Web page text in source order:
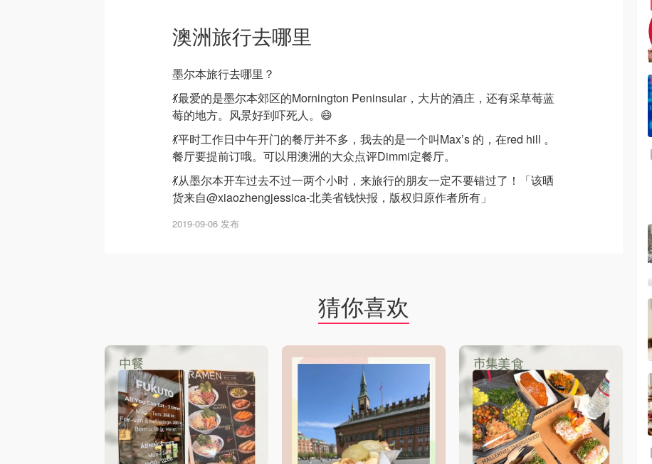
澳洲旅行去哪里
墨尔本旅行去哪里？
💃最爱的是墨尔本郊区的Mornington Peninsular，大片的酒庄，还有采草莓蓝
莓的地方。风景好到吓死人。😄
💃平时工作日中午开门的餐厅并不多，我去的是一个叫Max’s 的，在red hill 。
餐厅要提前订哦。可以用澳洲的大众点评Dimmi定餐厅。
💃从墨尔本开车过去不过一两个小时，来旅行的朋友一定不要错过了！「该晒
货来自@xiaozhengjessica-北美省钱快报，版权归原作者所有」
2019-09-06 发布
猜你喜欢